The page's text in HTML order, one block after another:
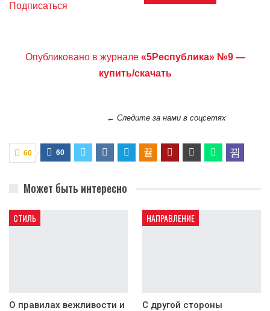
Подписаться
Опубликовано в журнале «5Республика» №9 —
купить/скачать
← Следите за нами в соцсетях
60 60
Может быть интересно
СТИЛЬ
О правилах вежливости и
НАПРАВЛЕНИЕ
С другой стороны